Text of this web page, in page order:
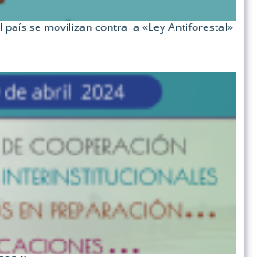
país se movilizan contra la «Ley Antiforestal»